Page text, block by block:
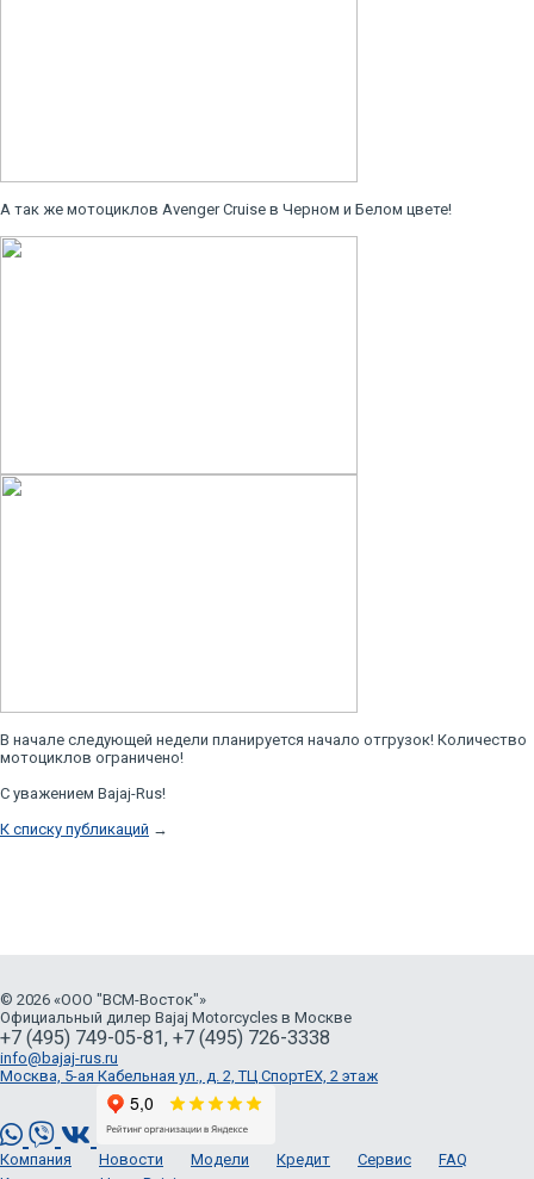
А так же мотоциклов Avenger Cruise в Черном и Белом цвете!
В начале следующей недели планируется начало отгрузок! Количество
мотоциклов ограничено!
С уважением Bajaj-Rus!
К списку публикаций →
© 2026 «ООО "ВСМ-Восток"»
Официальный дилер Bajaj Motorcycles в Москве
+7 (495) 749-05-81, +7 (495) 726-3338
info@bajaj-rus.ru
Москва, 5-ая Кабельная ул., д. 2, ТЦ СпортЕХ, 2 этаж
Компания Новости Модели Кредит Сервис
FAQ